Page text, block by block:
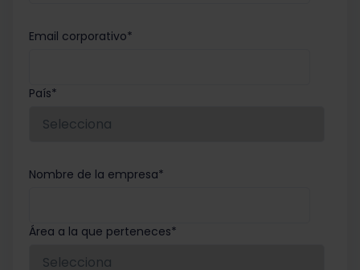
Email corporativo*
País*
Nombre de la empresa*
Área a la que perteneces*